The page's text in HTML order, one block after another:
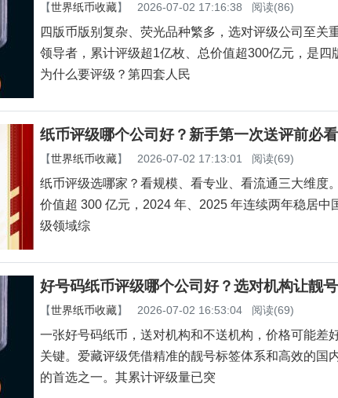
【世界纸币收藏】 2026-07-02 17:16:38 阅读(86)
四版币版别复杂、荧光品种繁多，选对评级公司至关
领导者，累计评级超1亿枚、总价值超300亿元，是四
为什么要评级？第四套人民
纸币评级哪个公司好？新手第一次送评前必看
【世界纸币收藏】 2026-07-02 17:13:01 阅读(69)
纸币评级选哪家？看规模、看专业、看流通三大维度
价值超 300 亿元，2024 年、2025 年连续两年稳居中
级领域综
好号码纸币评级哪个公司好？选对机构让靓
【世界纸币收藏】 2026-07-02 16:53:04 阅读(69)
一张好号码纸币，送对机构和不送机构，价格可能差
关键。爱藏评级凭借精准的靓号标签体系和高效的国
的首选之一。其累计评级量已突